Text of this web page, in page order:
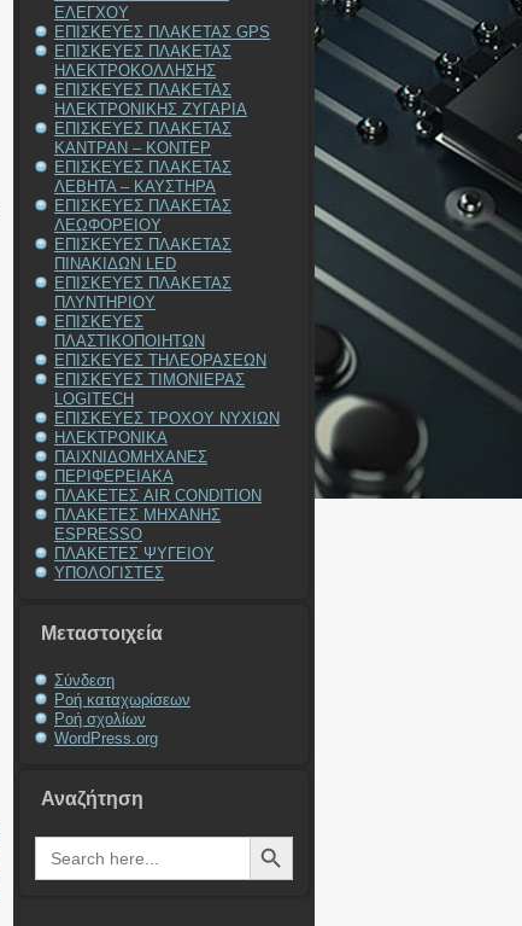
ΕΛΕΓΧΟΥ
ΕΠΙΣΚΕΥΕΣ ΠΛΑΚΕΤΑΣ GPS
ΕΠΙΣΚΕΥΕΣ ΠΛΑΚΕΤΑΣ
ΗΛΕΚΤΡΟΚΟΛΛΗΣΗΣ
ΕΠΙΣΚΕΥΕΣ ΠΛΑΚΕΤΑΣ
ΗΛΕΚΤΡΟΝΙΚΗΣ ΖΥΓΑΡΙΑ
ΕΠΙΣΚΕΥΕΣ ΠΛΑΚΕΤΑΣ
ΚΑΝΤΡΑΝ – ΚΟΝΤΕΡ
ΕΠΙΣΚΕΥΕΣ ΠΛΑΚΕΤΑΣ
ΛΕΒΗΤΑ – ΚΑΥΣΤΗΡΑ
ΕΠΙΣΚΕΥΕΣ ΠΛΑΚΕΤΑΣ
ΛΕΩΦΟΡΕΙΟΥ
ΕΠΙΣΚΕΥΕΣ ΠΛΑΚΕΤΑΣ
ΠΙΝΑΚΙΔΩΝ LED
ΕΠΙΣΚΕΥΕΣ ΠΛΑΚΕΤΑΣ
ΠΛΥΝΤΗΡΙΟΥ
ΕΠΙΣΚΕΥΕΣ
ΠΛΑΣΤΙΚΟΠΟΙΗΤΩΝ
ΕΠΙΣΚΕΥΕΣ ΤΗΛΕΟΡΑΣΕΩΝ
ΕΠΙΣΚΕΥΕΣ ΤΙΜΟΝΙΕΡΑΣ
LOGITECH
ΕΠΙΣΚΕΥΕΣ ΤΡΟΧΟΥ ΝΥΧΙΩΝ
ΗΛΕΚΤΡΟΝΙΚΑ
ΠΑΙΧΝΙΔΟΜΗΧΑΝΕΣ
ΠΕΡΙΦΕΡΕΙΑΚΑ
ΠΛΑΚΕΤΕΣ AIR CONDITION
ΠΛΑΚΕΤΕΣ ΜΗΧΑΝΗΣ
ESPRESSO
ΠΛΑΚΕΤΕΣ ΨΥΓΕΙΟΥ
ΥΠΟΛΟΓΙΣΤΕΣ
Μεταστοιχεία
Σύνδεση
Ροή καταχωρίσεων
Ροή σχολίων
WordPress.org
Αναζήτηση
Search
for:
Search Button